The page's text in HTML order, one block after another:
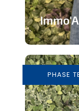
les
En savoir
PHASE